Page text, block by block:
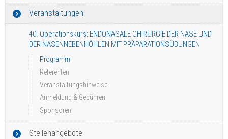
Veranstaltungen
40. Operationskurs: ENDONASALE CHIRURGIE DER NASE UND
DER NASENNEBENHÖHLEN MIT PRÄPARATIONSÜBUNGEN
Programm
Referenten
Veranstaltungshinweise
Anmeldung & Gebühren
Sponsoren
Stellenangebote